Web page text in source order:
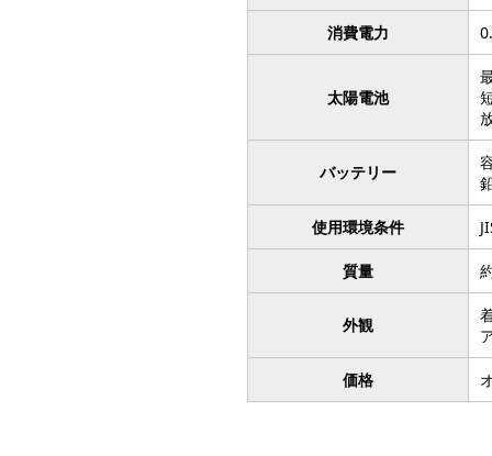
消費電力
太陽電池
バッテリー
使用環境条件
質量
外観
価格